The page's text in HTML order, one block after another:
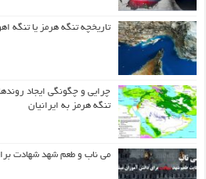
تاریخچه تنگه هرمز یا تنگه
چرایی و چگونگی ایجاد
تنگه هرمز به ایرانیان
می ناب و طعم شهد شهادت